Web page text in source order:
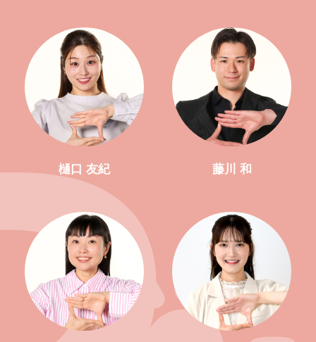
樋口 友紀 藤川 和